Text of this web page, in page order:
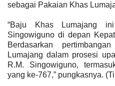
sebagai Pakaian Khas
“Baju Khas Lumajang
Singowiguno di depan
Berdasarkan
Lumajang dalam prosesi
R.M. Singowiguno,
yang ke-767,” pungkasnya.